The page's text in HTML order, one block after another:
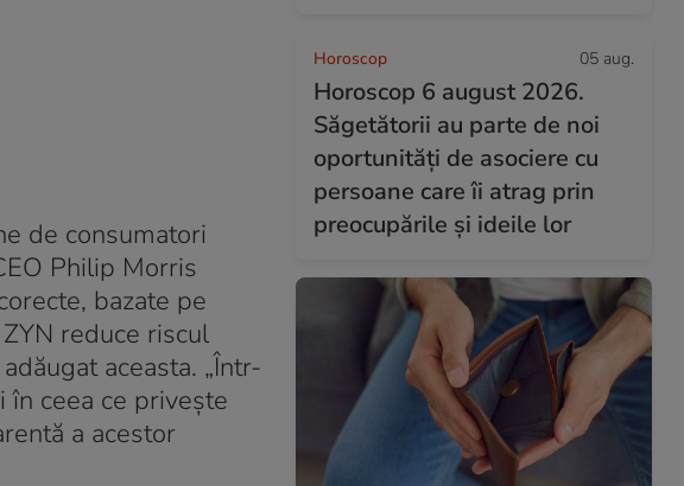
de consumatori
Philip Morris
bazate pe
reduce riscul
adăugat aceasta. „Într-
în ceea ce privește
a acestor
Horoscop 05 aug.
Horoscop 6 august 2026.
Săgetătorii au parte de noi
oportunități de asociere cu
persoane care îi atrag prin
preocupările și ideile lor